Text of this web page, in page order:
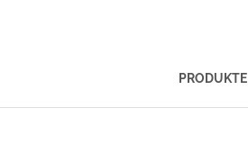
PRODUKTE